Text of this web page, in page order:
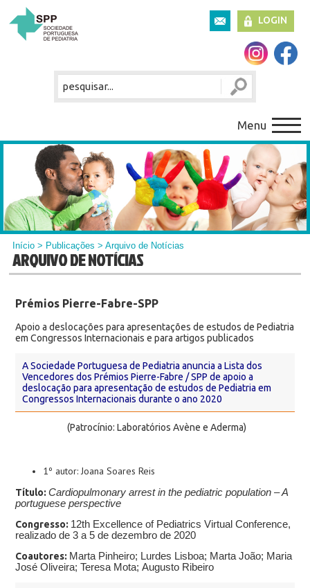
LOGIN
Menu
Início > Publicações > Arquivo de Notícias
ARQUIVO DE NOTÍCIAS
Prémios Pierre-Fabre-SPP
Apoio a deslocações para apresentações de estudos de Pediatria
em Congressos Internacionais e para artigos publicados
A Sociedade Portuguesa de Pediatria anuncia a Lista dos
Vencedores dos Prémios Pierre-Fabre / SPP de apoio a
deslocação para apresentação de estudos de Pediatria em
Congressos Internacionais durante o ano 2020
(Patrocínio: Laboratórios Avène e Aderma)
1º autor: Joana Soares Reis
Título: Cardiopulmonary arrest in the pediatric population – A
portuguese perspective
Congresso: 12th Excellence of Pediatrics Virtual Conference,
realizado de 3 a 5 de dezembro de 2020
Coautores: Marta Pinheiro; Lurdes Lisboa; Marta João; Maria
José Oliveira; Teresa Mota; Augusto Ribeiro